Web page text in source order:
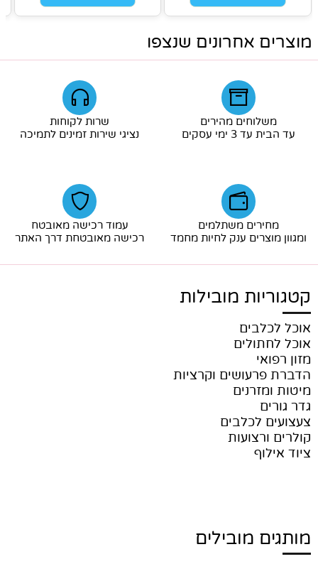
מוצרים אחרונים שנצפו
משלוחים מהירים
עד הבית עד 3 ימי עסקים
שרות לקוחות
נציגי שירות זמינים לתמיכה
מחירים משתלמים
ומגוון מוצרים ענק לחיות מחמד
עמוד רכישה מאובטח
רכישה מאובטחת דרך האתר
קטגוריות מובילות
אוכל לכלבים
אוכל לחתולים
מזון רפואי
הדברת פרעושים וקרציות
מיטות ומזרנים
גדר גורים
צעצועים לכלבים
קולרים ורצועות
ציוד אילוף
מותגים מובילים